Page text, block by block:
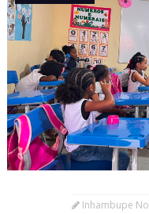
Inhambupe